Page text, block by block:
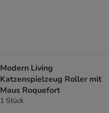
Modern Living
Katzenspielzeug Roller mit
Maus Roquefort
1 Stück